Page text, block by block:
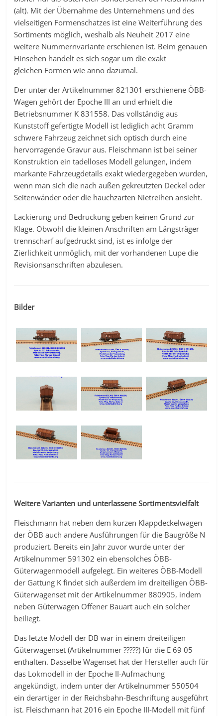
(alt). Mit der Übernahme des Unternehmens und des
vielseitigen Formenschatzes ist eine Weiterführung des
Sortiments möglich, weshalb als Neuheit 2017 eine
weitere Nummernvariante erschienen ist. Beim genauen
Hinsehen handelt es sich sogar um die exakt
gleichen Formen wie anno dazumal.
Der unter der Artikelnummer 821301 erschienene ÖBB-
Wagen gehört der Epoche III an und erhielt die
Betriebsnummer K 831558. Das vollständig aus
Kunststoff gefertigte Modell ist lediglich acht Gramm
schwere Fahrzeug zeichnet sich optisch durch eine
hervorragende Gravur aus. Fleischmann ist bei seiner
Konstruktion ein tadelloses Modell gelungen, indem
markante Fahrzeugdetails exakt wiedergegeben wurden,
wenn man sich die nach außen gekreutzten Deckel oder
Seitenwänder oder die hauchzarten Nietreihen ansieht.
Lackierung und Bedruckung geben keinen Grund zur
Klage. Obwohl die kleinen Anschriften am Längsträger
trennscharf aufgedruckt sind, ist es infolge der
Zierlichkeit unmöglich, mit der vorhandenen Lupe die
Revisionsanschriften abzulesen.
Bilder
Weitere Varianten und unterlassene Sortimentsvielfalt
Fleischmann hat neben dem kurzen Klappdeckelwagen
der ÖBB auch andere Ausführungen für die Baugröße N
produziert. Bereits ein Jahr zuvor wurde unter der
Artikelnummer 591302 ein ebensolches ÖBB-
Güterwagenmodell aufgelegt. Ein weiteres ÖBB-Modell
der Gattung K findet sich außerdem im dreiteiligen ÖBB-
Güterwagenset mit der Artikelnummer 880905, indem
neben Güterwagen Offener Bauart auch ein solcher
beiliegt.
Das letzte Modell der DB war in einem dreiteiligen
Güterwagenset (Artikelnummer ?????) für die E 69 05
enthalten. Dasselbe Wagenset hat der Hersteller auch für
das Lokmodell in der Epoche II-Aufmachung
angekündigt, indem unter der Artikelnummer 550504
ein derartiger in der Reichsbahn-Beschriftung ausgeführt
ist. Fleischmann hat 2016 ein Epoche III-Modell mit fünf